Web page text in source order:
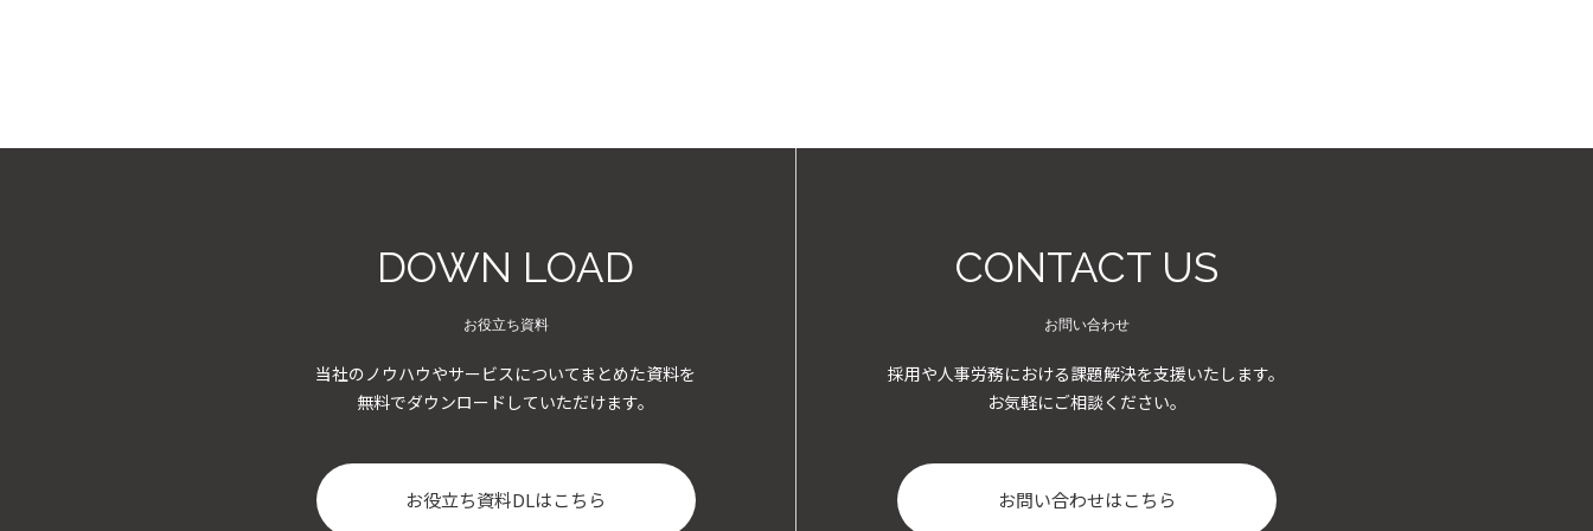
DOWN LOAD
お役立ち資料
当社のノウハウやサービスについてまとめた資料を
無料でダウンロードしていただけます。
お役立ち資料DLはこちら
CONTACT US
お問い合わせ
採用や人事労務における課題解決を支援いたします。
お気軽にご相談ください。
お問い合わせはこちら